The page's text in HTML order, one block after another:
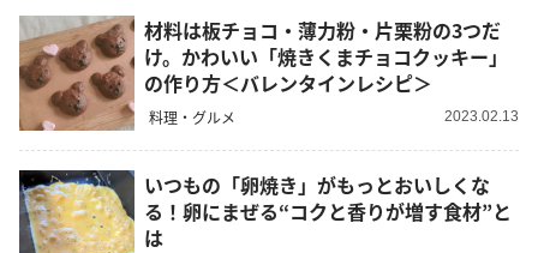
材料は板チョコ・薄力粉・片栗粉の3つだ
け。かわいい「焼きくまチョコクッキー」
の作り方＜バレンタインレシピ＞
料理・グルメ 2023.02.13
いつもの「卵焼き」がもっとおいしくな
る！卵にまぜる“コクと香りが増す食材”と
は